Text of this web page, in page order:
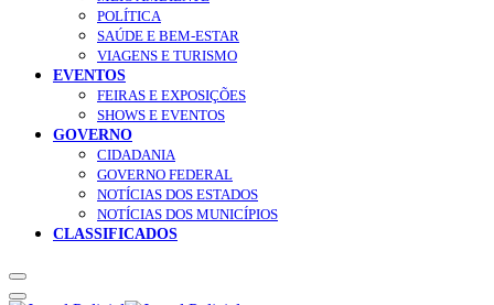
POLÍTICA
SAÚDE E BEM-ESTAR
VIAGENS E TURISMO
EVENTOS
FEIRAS E EXPOSIÇÕES
SHOWS E EVENTOS
GOVERNO
CIDADANIA
GOVERNO FEDERAL
NOTÍCIAS DOS ESTADOS
NOTÍCIAS DOS MUNICÍPIOS
CLASSIFICADOS